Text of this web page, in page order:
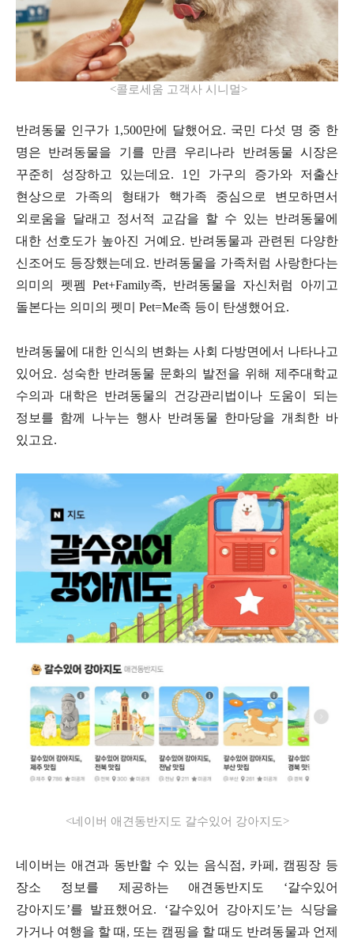
<콜로세움 고객사 시니멀>
반려동물 인구가 1,500만에 달했어요. 국민 다섯 명 중 한
명은 반려동물을 기를 만큼 우리나라 반려동물 시장은
꾸준히 성장하고 있는데요. 1 인 가구의 증가와 저출산
현상으로 가족의 형태가 핵가족 중심으로 변모하면서
외로움을 달래고 정서적 교감을 할 수 있는 반려동물에
대한 선호도가 높아진 거예요. 반려동물과 관련된 다양한
신조어도 등장했는데요. 반려동물을 가족처럼 사랑한다는
의미의 펫펨 Pet+Family족, 반려동물을 자신처럼 아끼고
돌본다는 의미의 펫미
Pet=Me족 등이 탄생했어요.
반려동물에 대한 인식의 변화는 사회 다방면에서 나타나고
있어요. 성숙한 반려동물 문화의 발전을 위해 제주대학교
수의과 대학은 반려동물의 건강관리법이나 도움이 되는
정보를 함께 나누는 행사 반려동물 한마당을 개최한 바
있고요.
<네이버 애견동반지도 갈수있어 강아지도>
네이버는 애견과 동반할 수 있는 음식점, 카페 , 캠핑장 등
장소 정보를 제공하는 애견동반지도 ‘갈수있어
강아지도’를 발표했어요. ‘갈수있어 강아지도’는 식당을
가거나 여행을 할 때 , 또는 캠핑을 할 때도 반려동물과 언제